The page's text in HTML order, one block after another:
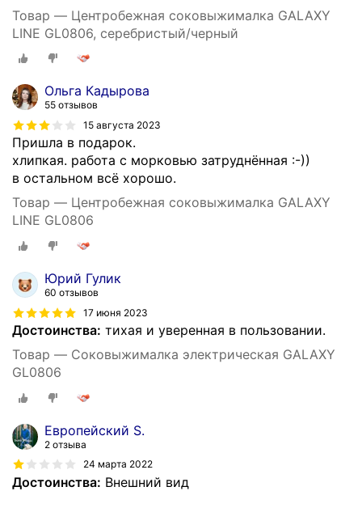
Товар — Центробежная соковыжималка GALAXY
LINE GL0806, серебристый/черный
Ольга Кадырова
55 отзывов
15 августа 2023
Пришла в подарок.
хлипкая. работа с морковью затруднённая :-))
в остальном всё хорошо.
Товар — Центробежная соковыжималка GALAXY
LINE GL0806
Юрий Гулик
60 отзывов
17 июня 2023
Достоинства: тихая и уверенная в пользовании.
Товар — Соковыжималка электрическая GALAXY
GL0806
Европейский S.
2 отзыва
24 марта 2022
Достоинства: Внешний вид